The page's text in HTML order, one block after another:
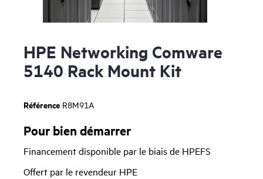
HPE Networking Comware
5140 Rack Mount Kit
Référence R8M91A
Pour bien démarrer
Financement disponible par le biais de HPEFS
Offert par le revendeur HPE